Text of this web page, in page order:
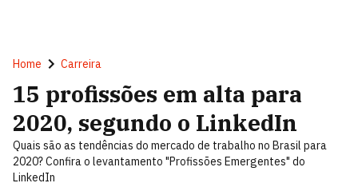
Home Carreira
15 profissões em alta para
2020, segundo o LinkedIn
Quais são as tendências do mercado de trabalho no Brasil para
2020? Confira o levantamento "Profissões Emergentes" do
LinkedIn